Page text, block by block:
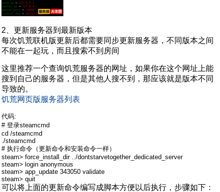
2、更新服务器到最新版本
每次饥荒联机版更新后都需要同步更新服务器，不同版本之间
不能在一起玩，而且搜索不到房间
这里推荐一个查询饥荒服务器的网址，如果你在这个网址上能
搜到自己的服务器，但是其他人搜不到，那应该就是版本不同
导致的。
饥荒网页版服务器列表
代码:
# 登录steamcmd
cd /steamcmd
./steamcmd
# 执行命令（更新命令和安装命令一样）
steam> force_install_dir ../dontstarvetogether_dedicated_server
steam> login anonymous
steam> app_update 343050 validate
steam> quit
可以将上面的更新命令编写成脚本方便以后执行，步骤如下：